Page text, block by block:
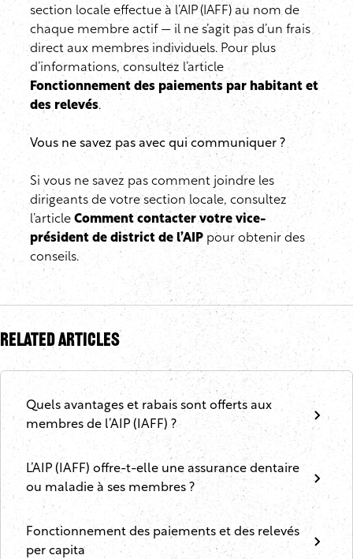
section locale effectue à l’AIP (IAFF) au nom de
chaque membre actif — il ne s’agit pas d’un frais
direct aux membres individuels. Pour plus
d’informations, consultez l’article
Fonctionnement des paiements par habitant et
des relevés.
Vous ne savez pas avec qui communiquer ?
Si vous ne savez pas comment joindre les
dirigeants de votre section locale, consultez
l’article Comment contacter votre vice-
président de district de l’AIP pour obtenir des
conseils.
Related Articles
Quels avantages et rabais sont offerts aux
membres de l’AIP (IAFF) ?
L’AIP (IAFF) offre-t-elle une assurance dentaire
ou maladie à ses membres ?
Fonctionnement des paiements et des relevés
per capita